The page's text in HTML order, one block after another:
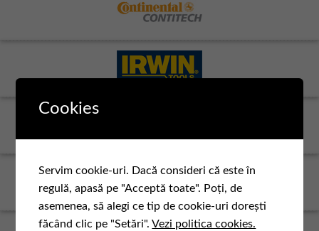
Cookies
Servim cookie-uri. Dacă consideri că este în
regulă, apasă pe "Acceptă toate". Poți, de
asemenea, să alegi ce tip de cookie-uri dorești
făcând clic pe "Setări".Vezi politica cookies.